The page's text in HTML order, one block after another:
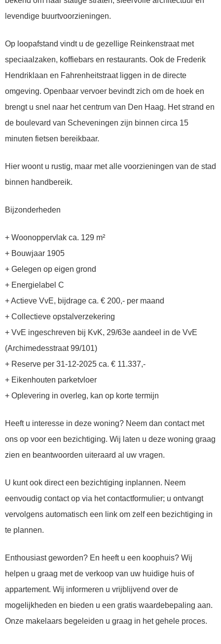
levendige buurtvoorzieningen.
Op loopafstand vindt u de gezellige Reinkenstraat met
speciaalzaken, koffiebars en restaurants. Ook de Frederik
Hendriklaan en Fahrenheitstraat liggen in de directe
omgeving. Openbaar vervoer bevindt zich om de hoek en
brengt u snel naar het centrum van Den Haag. Het strand en
de boulevard van Scheveningen zijn binnen circa 15
minuten fietsen bereikbaar.
Hier woont u rustig, maar met alle voorzieningen van de stad
binnen handbereik.
Bijzonderheden
+ Woonoppervlak ca. 129 m²
+ Bouwjaar 1905
+ Gelegen op eigen grond
+ Energielabel C
+ Actieve VvE, bijdrage ca. € 200,- per maand
+ Collectieve opstalverzekering
+ VvE ingeschreven bij KvK, 29/63e aandeel in de VvE
(Archimedesstraat 99/101)
+ Reserve per 31-12-2025 ca. € 11.337,-
+ Eikenhouten parketvloer
+ Oplevering in overleg, kan op korte termijn
Heeft u interesse in deze woning? Neem dan contact met
ons op voor een bezichtiging. Wij laten u deze woning graag
zien en beantwoorden uiteraard al uw vragen.
U kunt ook direct een bezichtiging inplannen. Neem
eenvoudig contact op via het contactformulier; u ontvangt
vervolgens automatisch een link om zelf een bezichtiging in
te plannen.
Enthousiast geworden? En heeft u een koophuis? Wij
helpen u graag met de verkoop van uw huidige huis of
appartement. Wij informeren u vrijblijvend over de
mogelijkheden en bieden u een gratis waardebepaling aan.
Onze makelaars begeleiden u graag in het gehele proces.